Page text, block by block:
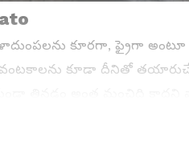
కూరగా, ఫ్రైగా
కూడా దీనితో